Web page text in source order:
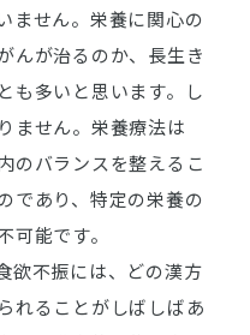
ません。栄養に関心の
んが治るのか、長生き
も多いと思います。し
ません。栄養療法は
のバランスを整えるこ
であり、特定の栄養の
可能です。
欲不振には、どの漢方
れることがしばしばあ